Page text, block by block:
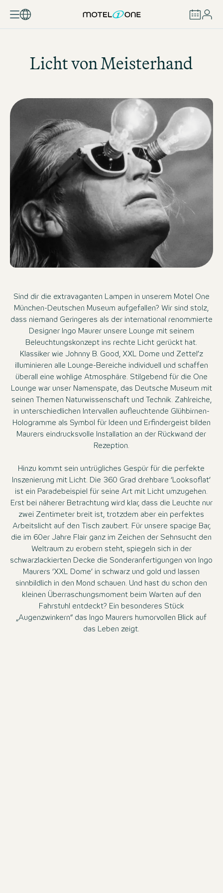
Licht von Meisterhand
Sind dir die extravaganten Lampen in unserem Motel One
München-Deutschen Museum aufgefallen? Wir sind stolz,
dass niemand Geringeres als der international renommierte
Designer Ingo Maurer unsere Lounge mit seinem
Beleuchtungskonzept ins rechte Licht gerückt hat.
Klassiker wie Johnny B. Good, XXL Dome und Zettel’z
illuminieren alle Lounge-Bereiche individuell und schaffen
überall eine wohlige Atmosphäre. Stilgebend für die One
Lounge war unser Namenspate, das Deutsche Museum mit
seinen Themen Naturwissenschaft und Technik. Zahlreiche,
in unterschiedlichen Intervallen aufleuchtende Glühbirnen-
Hologramme als Symbol für Ideen und Erfindergeist bilden
Maurers eindrucksvolle Installation an der Rückwand der
Rezeption.
Hinzu kommt sein untrügliches Gespür für die perfekte
Inszenierung mit Licht. Die 360 Grad drehbare ‘Looksoflat’
ist ein Paradebeispiel für seine Art mit Licht umzugehen.
Erst bei näherer Betrachtung wird klar, dass die Leuchte nur
zwei Zentimeter breit ist, trotzdem aber ein perfektes
Arbeitslicht auf den Tisch zaubert. Für unsere spacige Bar,
die im 60er Jahre Flair ganz im Zeichen der Sehnsucht den
Weltraum zu erobern steht, spiegeln sich in der
schwarzlackierten Decke die Sonderanfertigungen von Ingo
Maurers ‘XXL Dome’ in schwarz und gold und lassen
sinnbildlich in den Mond schauen. Und hast du schon den
kleinen Überraschungsmoment beim Warten auf den
Fahrstuhl entdeckt? Ein besonderes Stück
„Augenzwinkern“ das Ingo Maurers humorvollen Blick auf
das Leben zeigt.